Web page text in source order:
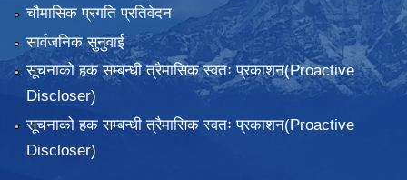
चौमासिक प्रगति प्रतिवेदन
सार्वजनिक सुनुवाई
सूचनाको हक सम्बन्धी त्रैमासिक स्वतः प्रकाशन(Proactive
Discloser)
सूचनाको हक सम्बन्धी त्रैमासिक स्वतः प्रकाशन(Proactive
Discloser)